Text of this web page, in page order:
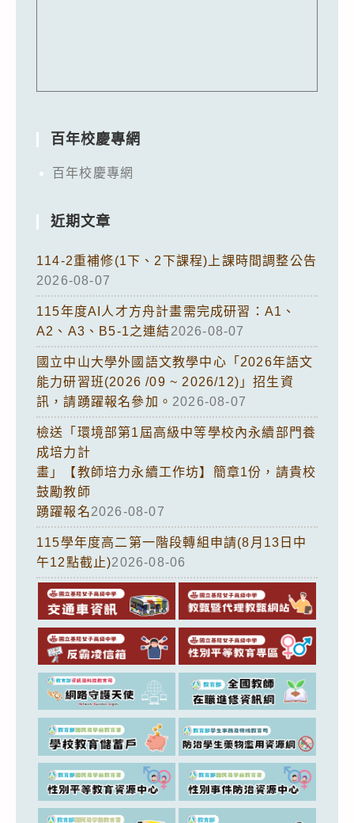
百年校慶專網
百年校慶專網
近期文章
114-2重補修(1下、2下課程)上課時間調整公告
2026-08-07
115年度AI人才方舟計畫需完成研習：A1、
A2、A3、B5-1之連結2026-08-07
國立中山大學外國語文教學中心「2026年語文
能力研習班(2026 /09 ~ 2026/12)」招生資
訊，請踴躍報名參加。 2026-08-07
檢送「環境部第1屆高級中等學校內永續部門養
成培力計
畫」【教師培力永續工作坊】簡章1份，請貴校
鼓勵教師
踴躍報名2026-08-07
115學年度高二第一階段轉組申請(8月13日中
午12點截止)2026-08-06